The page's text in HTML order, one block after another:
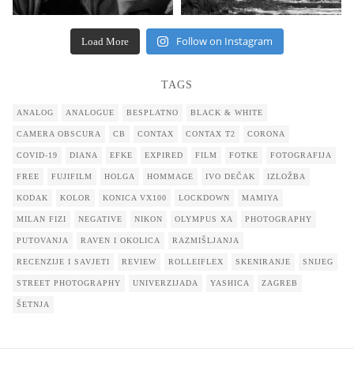
Load More Follow on Instagram
TAGS
ANALOG ANALOGUE BESPLATNO BLACK & WHITE
CAMERA OBSCURA CB CONTAX CONTAX T2 CORONA
COVID-19 DIANA EFKE EXPIRED FILM FOTKE FOTOGRAFIJA
FREE FUJIFILM HOLGA HOMMAGE IVO DEČAK IZLOŽBA
KODAK KOLOR KONICA VX100 LOCKDOWN MAMIYA
MILAN FIZI NEGATIVE NIKON OLYMPUS XA PHOTOGRAPHY
PUTOVANJA RAVEN I OKOLICA RAZMIŠLJANJA
RECENZIJE I SAVJETI REVIEW ROLLEIFLEX SKENIRANJE SNIJEG
STREET PHOTOGRAPHY UNIVERZIJADA YASHICA ZAGREB
ŠETNJA